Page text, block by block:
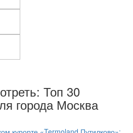
Топ 30
города Москва